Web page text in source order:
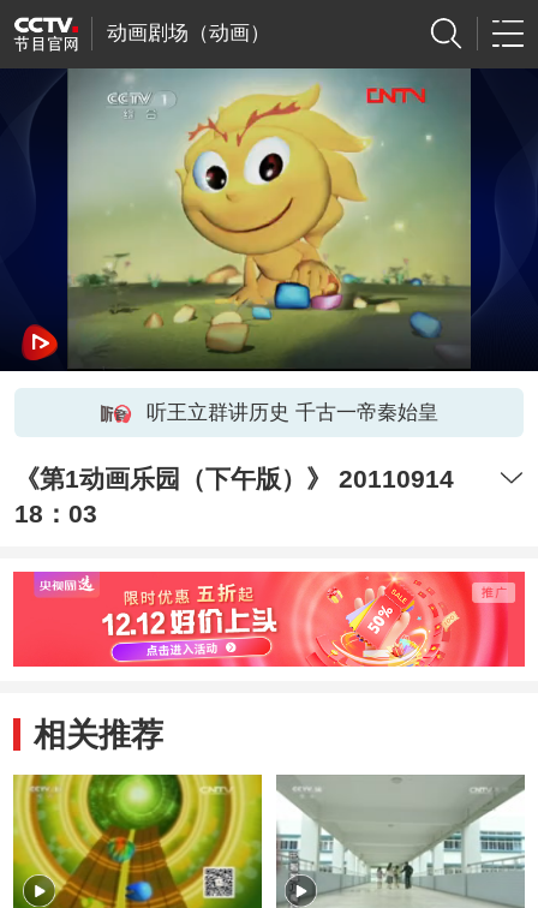
动画剧场（动画）
听王立群讲历史 千古一帝秦始皇
《第1动画乐园（下午版）》 20110914
18：03
相关推荐